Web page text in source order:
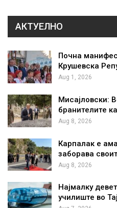
АКТУЕЛНО
Почна
Крушевска
Aug 1, 2026
Мисајловски:
бранителите
Aug 8, 2026
Карпалак е
заборава
Aug 8, 2026
Најмалку
училиште во